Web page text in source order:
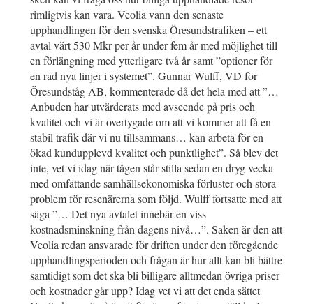
rimligtvis kan vara. Veolia vann den senaste
upphandlingen för den svenska Öresundstrafiken – ett
avtal värt 530 Mkr per år under fem år med möjlighet till
en förlängning med ytterligare två år samt ”optioner för
en rad nya linjer i systemet”. Gunnar Wulff, VD för
Öresundståg AB, kommenterade då det hela med att ”…
Anbuden har utvärderats med avseende på pris och
kvalitet och vi är övertygade om att vi kommer att få en
stabil trafik där vi nu tillsammans… kan arbeta för en
ökad kundupplevd kvalitet och punktlighet”. Så blev det
inte, vet vi idag när tågen står stilla sedan en dryg vecka
med omfattande samhällsekonomiska förluster och stora
problem för resenärerna som följd. Wulff fortsatte med att
säga ”… Det nya avtalet innebär en viss
kostnadsminskning från dagens nivå…”. Saken är den att
Veolia redan ansvarade för driften under den föregående
upphandlingsperioden och frågan är hur allt kan bli bättre
samtidigt som det ska bli billigare alltmedan övriga priser
och kostnader går upp? Idag vet vi att det enda sättet